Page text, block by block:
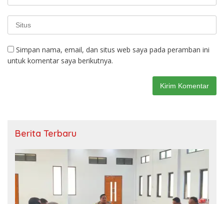
Simpan nama, email, dan situs web saya pada peramban ini
untuk komentar saya berikutnya.
Berita Terbaru